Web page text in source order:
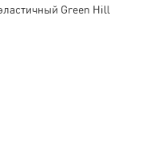
Green Hill